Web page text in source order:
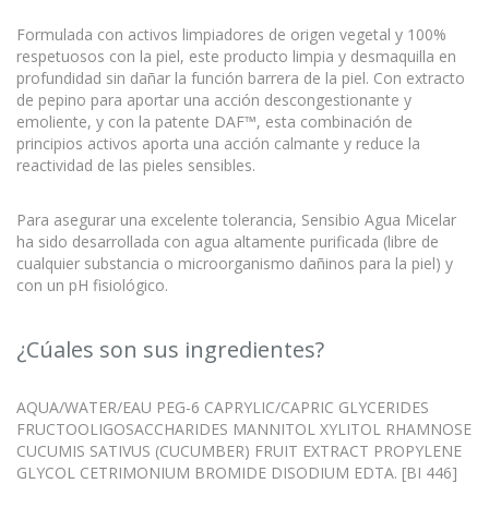
Formulada con activos limpiadores de origen vegetal y 100%
respetuosos con la piel, este producto limpia y desmaquilla en
profundidad sin dañar la función barrera de la piel. Con extracto
de pepino para aportar una acción descongestionante y
emoliente, y con la patente DAF™, esta combinación de
principios activos aporta una acción calmante y reduce la
reactividad de las pieles sensibles.
Para asegurar una excelente tolerancia, Sensibio Agua Micelar
ha sido desarrollada con agua altamente purificada (libre de
cualquier substancia o microorganismo dañinos para la piel) y
con un pH fisiológico.
¿Cúales son sus ingredientes?
AQUA/WATER/EAU PEG-6 CAPRYLIC/CAPRIC GLYCERIDES
FRUCTOOLIGOSACCHARIDES MANNITOL XYLITOL RHAMNOSE
CUCUMIS SATIVUS (CUCUMBER) FRUIT EXTRACT PROPYLENE
GLYCOL CETRIMONIUM BROMIDE DISODIUM EDTA. [BI 446]